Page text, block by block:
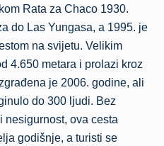
Rata za Chaco 1930.
do Las Yungasa, a 1995. je
na svijetu. Velikim
4.650 metara i prolazi kroz
je 2006. godine, ali
do 300 ljudi. Bez
nesigurnost, ova cesta
godišnje, a turisti se